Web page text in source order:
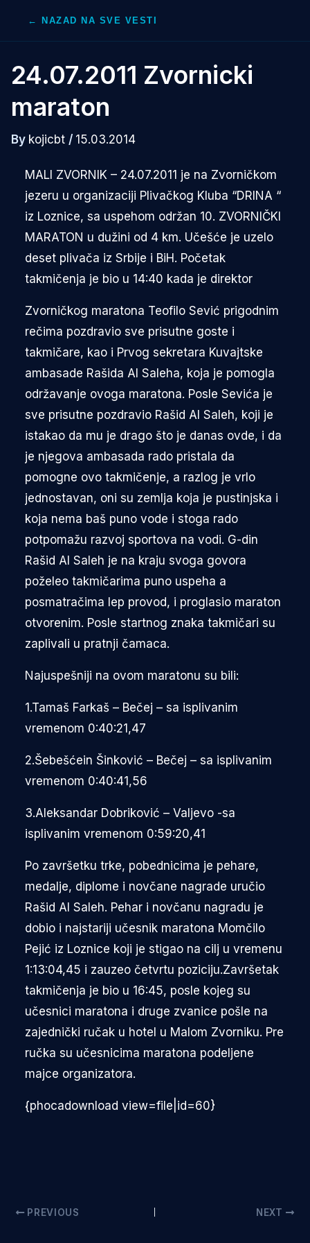
← NAZAD NA SVE VESTI
24.07.2011 Zvornicki
maraton
By kojicbt / 15.03.2014
MALI ZVORNIK – 24.07.2011 je na Zvorničkom
jezeru u organizaciji Plivačkog Kluba “DRINA “
iz Loznice, sa uspehom održan 10. ZVORNIČKI
MARATON u dužini od 4 km. Učešće je uzelo
deset plivača iz Srbije i BiH. Početak
takmičenja je bio u 14:40 kada je direktor
Zvorničkog maratona Teofilo Sević prigodnim
rečima pozdravio sve prisutne goste i
takmičare, kao i Prvog sekretara Kuvajtske
ambasade Rašida Al Saleha, koja je pomogla
održavanje ovoga maratona. Posle Sevića je
sve prisutne pozdravio Rašid Al Saleh, koji je
istakao da mu je drago što je danas ovde, i da
je njegova ambasada rado pristala da
pomogne ovo takmičenje, a razlog je vrlo
jednostavan, oni su zemlja koja je pustinjska i
koja nema baš puno vode i stoga rado
potpomažu razvoj sportova na vodi. G-din
Rašid Al Saleh je na kraju svoga govora
poželeo takmičarima puno uspeha a
posmatračima lep provod, i proglasio maraton
otvorenim. Posle startnog znaka takmičari su
zaplivali u pratnji čamaca.
Najuspešniji na ovom maratonu su bili:
1.Tamaš Farkaš – Bečej – sa isplivanim
vremenom 0:40:21,47
2.Šebešćein Šinković – Bečej – sa isplivanim
vremenom 0:40:41,56
3.Aleksandar Dobriković – Valjevo -sa
isplivanim vremenom 0:59:20,41
Po završetku trke, pobednicima je pehare,
medalje, diplome i novčane nagrade uručio
Rašid Al Saleh. Pehar i novčanu nagradu je
dobio i najstariji učesnik maratona Momčilo
Pejić iz Loznice koji je stigao na cilj u vremenu
1:13:04,45 i zauzeo četvrtu poziciju.Završetak
takmičenja je bio u 16:45, posle kojeg su
učesnici maratona i druge zvanice pošle na
zajednički ručak u hotel u Malom Zvorniku. Pre
ručka su učesnicima maratona podeljene
majce organizatora.
{phocadownload view=file|id=60}
PREVIOUS NEXT